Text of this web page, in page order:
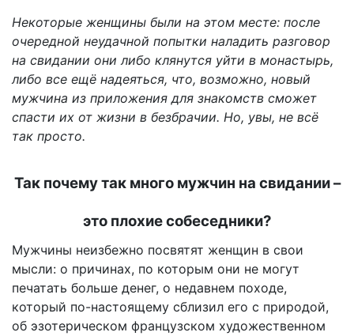
Некоторые женщины были на этом месте: после
очередной неудачной попытки наладить разговор
на свидании они либо клянутся уйти в монастырь,
либо все ещё надеяться, что, возможно, новый
мужчина из приложения для знакомств сможет
спасти их от жизни в безбрачии. Но, увы, не всё
так просто.
Так почему так много мужчин на свидании –
это плохие собеседники?
Мужчины неизбежно посвятят женщин в свои
мысли: о причинах, по которым они не могут
печатать больше денег, о недавнем походе,
который по-настоящему сблизил его с природой,
об эзотерическом французском художественном